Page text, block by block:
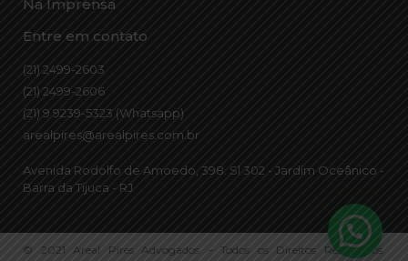
Na Imprensa
Entre em contato
(21) 2499-2603
(21) 2499-2606
(21) 9 9239-5323 (Whatsapp)
arealpires@arealpires.com.br
Avenida Rodolfo de Amoedo, 398. Sl 302 - Jardim Oceânico -
Barra da Tijuca - RJ
© 2021 Areal Pires Advogados – Todos os Direitos Reservados.